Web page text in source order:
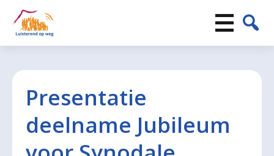
Presentatie
deelname Jubileum